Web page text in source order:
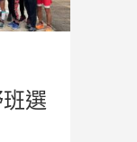
選